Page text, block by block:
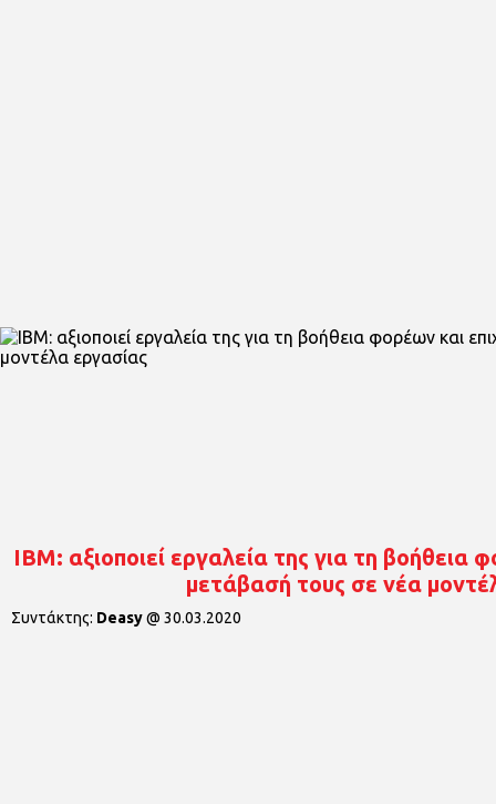
ΙΒΜ: αξιοποιεί εργαλεία της για τη βοήθεια
μετάβασή τους σε νέα
Συντάκτης: Deasy@ 30.03.2020